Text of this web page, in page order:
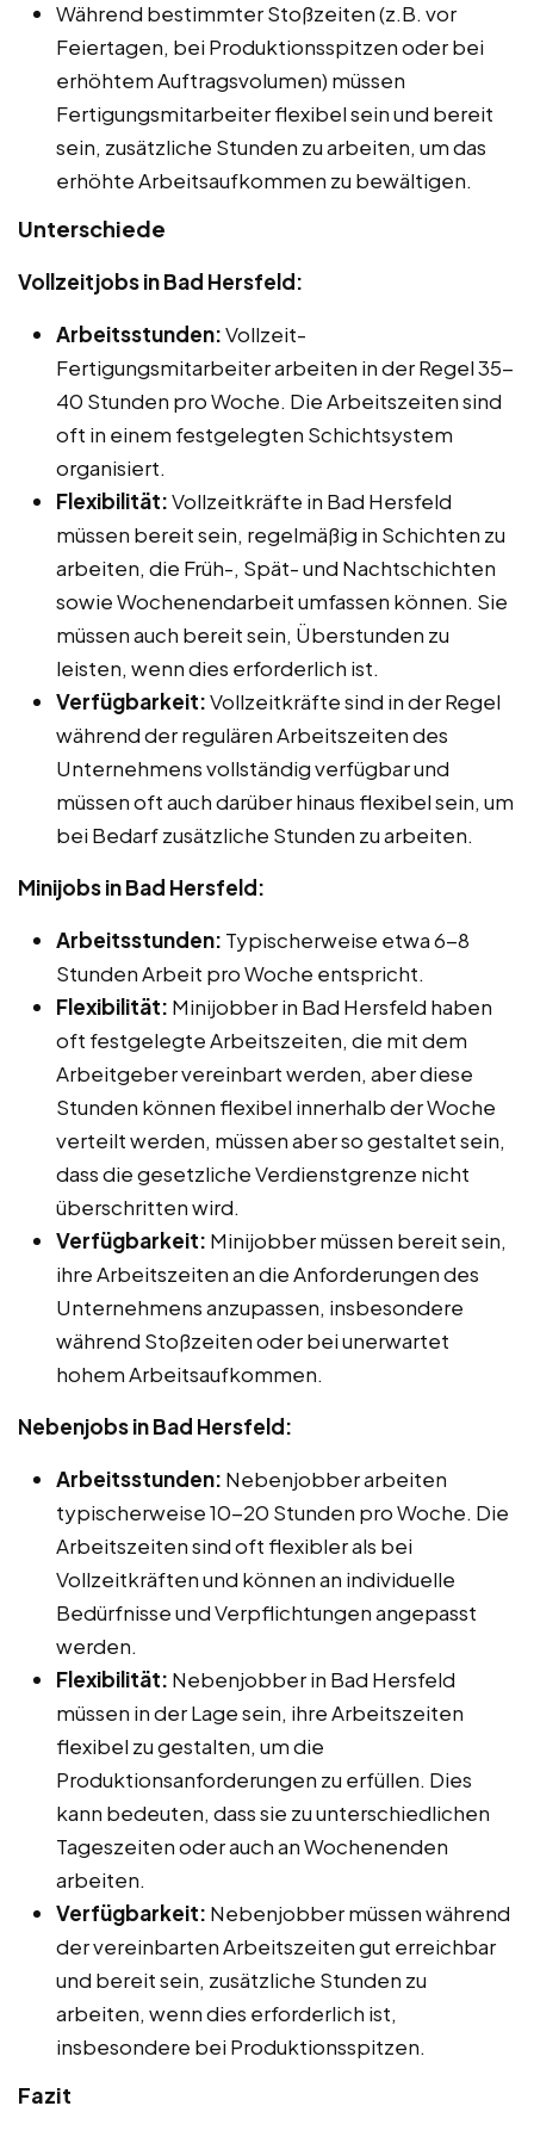
Während bestimmter Stoßzeiten (z.B. vor
Feiertagen, bei Produktionsspitzen oder bei
erhöhtem Auftragsvolumen) müssen
Fertigungsmitarbeiter flexibel sein und bereit
sein, zusätzliche Stunden zu arbeiten, um das
erhöhte Arbeitsaufkommen zu bewältigen.
Unterschiede
Vollzeitjobs in Bad Hersfeld:
Arbeitsstunden:Vollzeit-
Fertigungsmitarbeiter arbeiten in der Regel 35-
40 Stunden pro Woche. Die Arbeitszeiten sind
oft in einem festgelegten Schichtsystem
organisiert.
Flexibilität:Vollzeitkräfte in Bad Hersfeld
müssen bereit sein, regelmäßig in Schichten zu
arbeiten, die Früh-, Spät- und Nachtschichten
sowie Wochenendarbeit umfassen können. Sie
müssen auch bereit sein, Überstunden zu
leisten, wenn dies erforderlich ist.
Verfügbarkeit:Vollzeitkräfte sind in der Regel
während der regulären Arbeitszeiten des
Unternehmens vollständig verfügbar und
müssen oft auch darüber hinaus flexibel sein, um
bei Bedarf zusätzliche Stunden zu arbeiten.
Minijobs in Bad Hersfeld:
Arbeitsstunden: Typischerweise etwa 6-8
Stunden Arbeit pro Woche entspricht.
Flexibilität: Minijobber in Bad Hersfeld haben
oft festgelegte Arbeitszeiten, die mit dem
Arbeitgeber vereinbart werden, aber diese
Stunden können flexibel innerhalb der Woche
verteilt werden, müssen aber so gestaltet sein,
dass die gesetzliche Verdienstgrenze nicht
überschritten wird.
Verfügbarkeit: Minijobber müssen bereit sein,
ihre Arbeitszeiten an die Anforderungen des
Unternehmens anzupassen, insbesondere
während Stoßzeiten oder bei unerwartet
hohem Arbeitsaufkommen.
Nebenjobs in Bad Hersfeld:
Arbeitsstunden: Nebenjobber arbeiten
typischerweise 10-20 Stunden pro Woche. Die
Arbeitszeiten sind oft flexibler als bei
Vollzeitkräften und können an individuelle
Bedürfnisse und Verpflichtungen angepasst
werden.
Flexibilität: Nebenjobber in Bad Hersfeld
müssen in der Lage sein, ihre Arbeitszeiten
flexibel zu gestalten, um die
Produktionsanforderungen zu erfüllen. Dies
kann bedeuten, dass sie zu unterschiedlichen
Tageszeiten oder auch an Wochenenden
arbeiten.
Verfügbarkeit: Nebenjobber müssen während
der vereinbarten Arbeitszeiten gut erreichbar
und bereit sein, zusätzliche Stunden zu
arbeiten, wenn dies erforderlich ist,
insbesondere bei Produktionsspitzen.
Fazit